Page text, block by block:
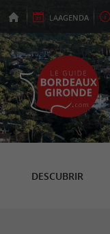
LAAGENDA
DESCUBRIR